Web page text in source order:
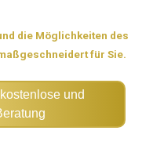
die Möglichkeiten des
für Sie.
und